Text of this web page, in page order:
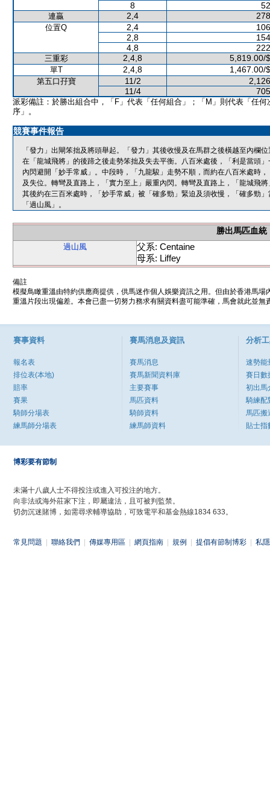
8
連贏 2,4
位置Q 2,4
2,8
4,8
三重彩 2,4,8 5,819.00/
單T 2,4,8 1,467.00/
第五口孖寶 11/2
11/4
派彩備註：於勝出組合中，「F」代表「任何組合」；「M」則代表「任何
序」。
競賽事件報告
「發力」出閘笨拙及將頭舉起。「發力」其後收慢及在馬群之後橫越至內欄
在「龍城飛將」的後蹄之後走勢笨拙及失去平衡。八百米處後，「利是當頭
內閃避開「妙手常威」。中段時，「九龍駿」走勢不順，而約在八百米處時
及失位。轉彎及直路上，「實力至上」嚴重內閃。轉彎及直路上，「龍城飛
其後約在三百米處時，「妙手常威」被「確多勁」緊迫及須收慢，「確多勁
「過山風」。
勝出馬匹血統
過山風
父系: Centaine
母系: Liffey
備註
模擬鳥瞰重溫由特約供應商提供，供馬迷作個人娛樂資訊之用。但由於香港馬
重溫片段出現偏差。本會已盡一切努力務求有關資料盡可能準確，馬會就此並
賽事資料
報名表
排位表(本地)
賠率
賽果
騎師分場表
練馬師分場表
賽馬消息及資訊
賽馬消息
賽馬新聞資料庫
主要賽事
馬匹資料
騎師資料
練馬師資料
分析
速勢能
賽日數
初出馬
騎練配
馬匹搬
貼士指
博彩要有節制
未滿十八歲人士不得投注或進入可投注的地方。
向非法或海外莊家下注，即屬違法，且可被判監禁。
切勿沉迷賭博，如需尋求輔導協助，可致電平和基金熱線1834 633。
常見問題 聯絡我們 傳媒專用區 網頁指南 規例 提倡有節制博彩 私